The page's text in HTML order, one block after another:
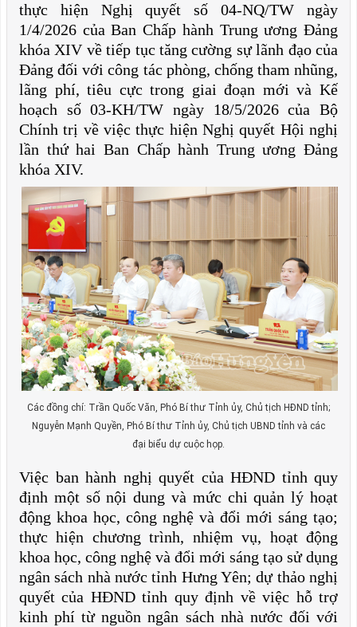
thực hiện Nghị quyết số 04-NQ/TW ngày
1/4/2026 của Ban Chấp hành Trung ương Đảng
khóa XIV về tiếp tục tăng cường sự lãnh đạo của
Đảng đối với công tác phòng, chống tham nhũng,
lãng phí, tiêu cực trong giai đoạn mới và Kế
hoạch số 03-KH/TW ngày 18/5/2026 của Bộ
Chính trị về việc thực hiện Nghị quyết Hội nghị
lần thứ hai Ban Chấp hành Trung ương Đảng
khóa XIV.
Các đồng chí: Trần Quốc Văn, Phó Bí thư Tỉnh ủy, Chủ tịch HĐND tỉnh;
Nguyễn Mạnh Quyền, Phó Bí thư Tỉnh ủy, Chủ tịch UBND tỉnh và các
đại biểu dự cuộc họp.
Việc ban hành nghị quyết của HĐND tỉnh quy
định một số nội dung và mức chi quản lý hoạt
động khoa học, công nghệ và đổi mới sáng tạo;
thực hiện chương trình, nhiệm vụ, hoạt động
khoa học, công nghệ và đổi mới sáng tạo sử dụng
ngân sách nhà nước tỉnh Hưng Yên; dự thảo nghị
quyết của HĐND tỉnh quy định về việc hỗ trợ
kinh phí từ nguồn ngân sách nhà nước đối với